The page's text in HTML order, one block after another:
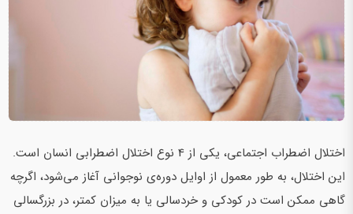
اختلال اضطراب اجتماعی، یکی از 4 نوع اختلال اضطرابی انسان است.
این اختلال، به طور معمول از اوایل دوره‌ی نوجوانی آغاز‌ می‌شود، اگرچه
گاهی ممکن است در کودکی و خردسالی یا به میزان کمتر، در بزرگسالی